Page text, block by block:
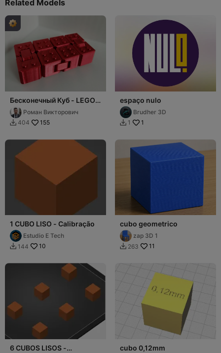
Related Models
Бесконечный Куб - LEGO
SKINРоман Викторович
 404 155
espaço nulo
Brudher 3D
 1 1
1 CUBO LISO - Calibração
Estudio E Tech
 144 10
cubo geometrico
zap 3D 1
 263 11
6 CUBOS LISOS -
cubo 0,12mm